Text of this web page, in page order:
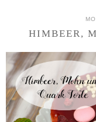
HIMBEER,